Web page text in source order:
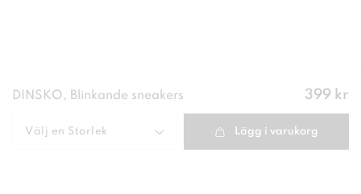
DINSKO, Blinkande sneakers Pris:
399 kr
Välj en Storlek Lägg i varukorg